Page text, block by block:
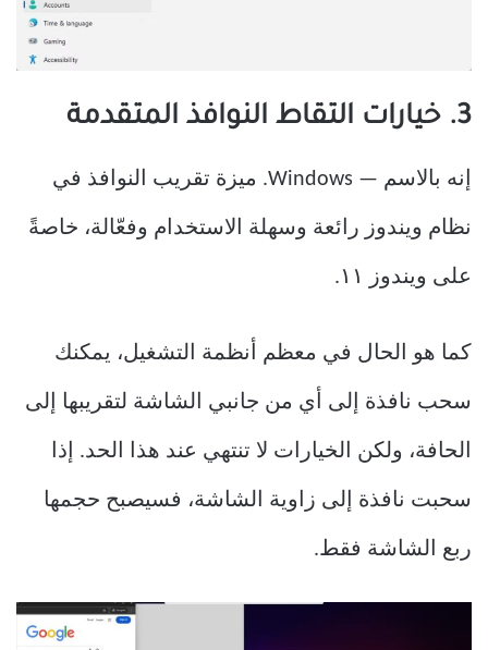
3. خيارات التقاط النوافذ المتقدمة
إنه بالاسم — Windows. ميزة تقريب النوافذ في
نظام ويندوز رائعة وسهلة الاستخدام وفعّالة، خاصةً
على ويندوز ١١.
كما هو الحال في معظم أنظمة التشغيل، يمكنك
سحب نافذة إلى أي من جانبي الشاشة لتقريبها إلى
الحافة، ولكن الخيارات لا تنتهي عند هذا الحد. إذا
سحبت نافذة إلى زاوية الشاشة، فسيصبح حجمها
ربع الشاشة فقط.